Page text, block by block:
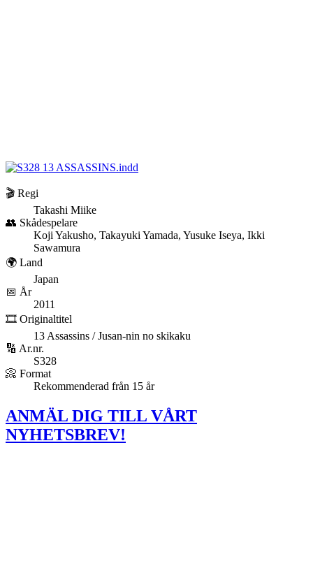
🎬 Regi
Takashi Miike
👥 Skådespelare
Koji Yakusho, Takayuki Yamada, Yusuke Iseya, Ikki
Sawamura
🌍 Land
Japan
📅 År
2011
🎞️ Originaltitel
13 Assassins / Jusan-nin no skikaku
🔢 Ar.nr.
S328
📀 Format
Rekommenderad från 15 år
ANMÄL DIG TILL VÅRT
NYHETSBREV!